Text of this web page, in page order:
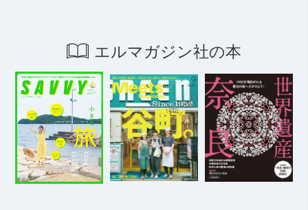
エルマガジン社の本